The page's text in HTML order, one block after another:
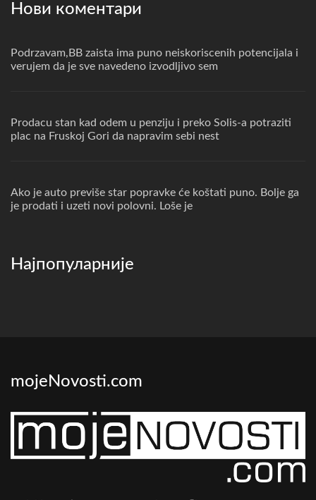
Нови коментари
Podrzavam,BB zaista ima puno neiskoriscenih potencijala i
verujem da je sve navedeno izvodljivo sem
Prodacu stan kad odem u penziju i preko Solis-a potraziti
plac na Fruskoj Gori da napravim sebi nest
Ako je auto previše star popravke će koštati puno. Bolje ga
je prodati i uzeti novi polovni. Loše je
Најпопуларније
mojeNovosti.com